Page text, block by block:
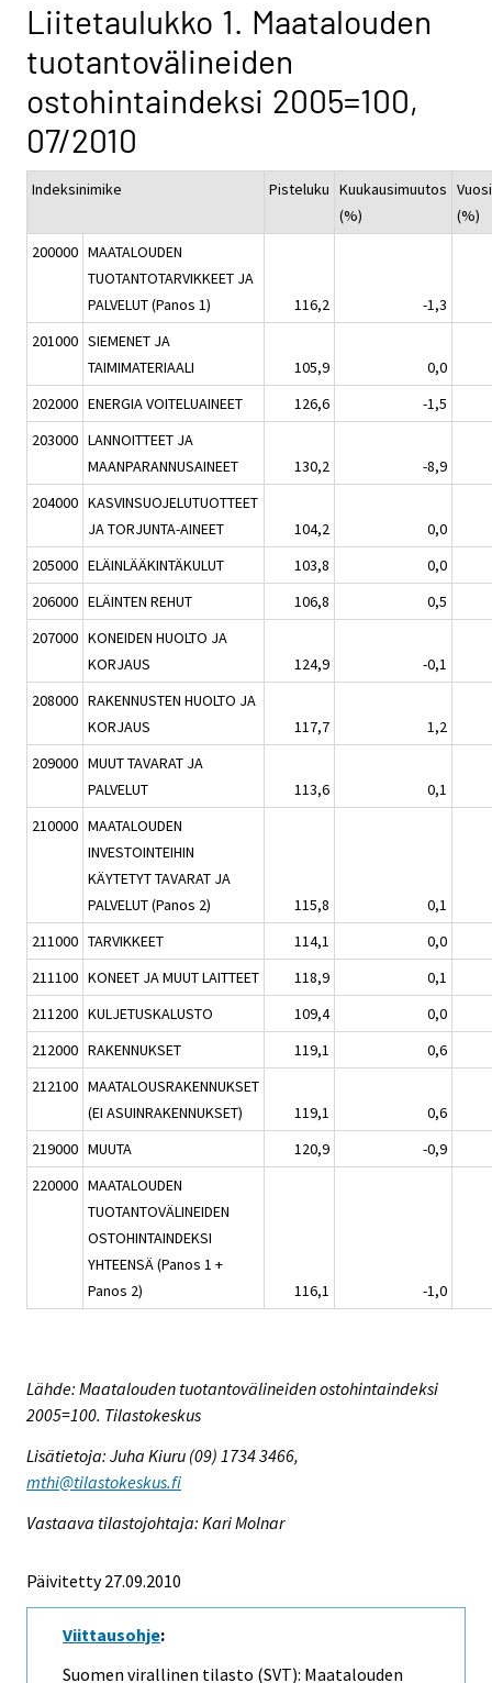
Liitetaulukko 1. Maatalouden
tuotantovälineiden
ostohintaindeksi 2005=100,
07/2010
Indeksinimike Pisteluku Kuukausimuutos
(%)
(%)
200000 MAATALOUDEN
TUOTANTOTARVIKKEET JA
PALVELUT (Panos 1)
116,2
-1,3
201000 SIEMENET JA
TAIMIMATERIAALI
105,9
0,0
202000 ENERGIA VOITELUAINEET 126,6
-1,5
203000 LANNOITTEET JA
MAANPARANNUSAINEET
130,2
-8,9
204000 KASVINSUOJELUTUOTTEET
JA TORJUNTA-AINEET
104,2
0,0
205000 ELÄINLÄÄKINTÄKULUT 103,8
0,0
206000 ELÄINTEN REHUT 106,8
0,5
207000 KONEIDEN HUOLTO JA
KORJAUS
124,9
-0,1
208000 RAKENNUSTEN HUOLTO JA
KORJAUS
117,7
1,2
209000 MUUT TAVARAT JA
PALVELUT
113,6
0,1
210000 MAATALOUDEN
INVESTOINTEIHIN
KÄYTETYT TAVARAT JA
PALVELUT (Panos 2)
115,8
0,1
211000 TARVIKKEET 114,1
0,0
211100 KONEET JA MUUT LAITTEET 118,9
0,1
211200 KULJETUSKALUSTO 109,4
0,0
212000 RAKENNUKSET 119,1
0,6
212100 MAATALOUSRAKENNUKSET
(EI ASUINRAKENNUKSET)
119,1
0,6
219000 MUUTA 120,9
-0,9
220000 MAATALOUDEN
TUOTANTOVÄLINEIDEN
OSTOHINTAINDEKSI
YHTEENSÄ (Panos 1 +
Panos 2)
116,1 -1,0
Lähde: Maatalouden tuotantovälineiden ostohintaindeksi
2005=100. Tilastokeskus
Lisätietoja: Juha Kiuru (09) 1734 3466,
mthi@tilastokeskus.fi
Vastaava tilastojohtaja: Kari Molnar
Päivitetty 27.09.2010
Viittausohje:
Suomen virallinen tilasto (SVT): Maatalouden